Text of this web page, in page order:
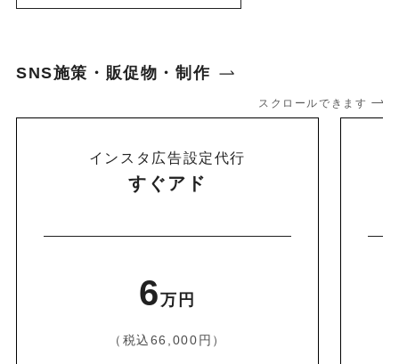
SNS施策・販促物・制作
スクロールできます
インスタ広告設定代行
すぐアド
6万円
（税込66,000円）